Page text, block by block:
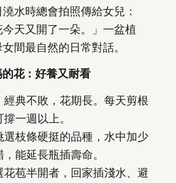
水時總會拍照傳給女兒：
今天又開了一朵。」一盆植
間最自然的日常對話。
花：好養又耐看
經典不敗，花期長。每天剪根
一週以上。
選枝條硬挺的品種，水中加少
能延長瓶插壽命。
花苞半開者，回家插淺水、避